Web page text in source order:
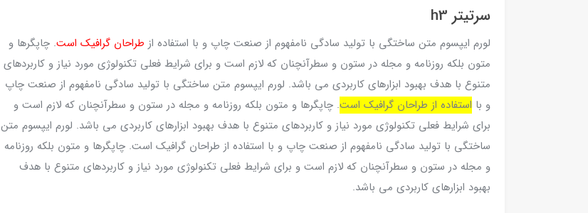
سرتیتر h3
لورم ایپسوم متن ساختگی با تولید سادگی نامفهوم از صنعت چاپ و با استفاده از طراحان گرافیک است. چاپگرها و
متون بلکه روزنامه و مجله در ستون و سطرآنچنان که لازم است و برای شرایط فعلی تکنولوژی مورد نیاز و کاربردهای
متنوع با هدف بهبود ابزارهای کاربردی می باشد. لورم ایپسوم متن ساختگی با تولید سادگی نامفهوم از صنعت چاپ
و با استفاده از طراحان گرافیک است. چاپگرها و متون بلکه روزنامه و مجله در ستون و سطرآنچنان که لازم است و
برای شرایط فعلی تکنولوژی مورد نیاز و کاربردهای متنوع با هدف بهبود ابزارهای کاربردی می باشد. لورم ایپسوم متن
ساختگی با تولید سادگی نامفهوم از صنعت چاپ و با استفاده از طراحان گرافیک است. چاپگرها و متون بلکه روزنامه
و مجله در ستون و سطرآنچنان که لازم است و برای شرایط فعلی تکنولوژی مورد نیاز و کاربردهای متنوع با هدف
بهبود ابزارهای کاربردی می باشد.